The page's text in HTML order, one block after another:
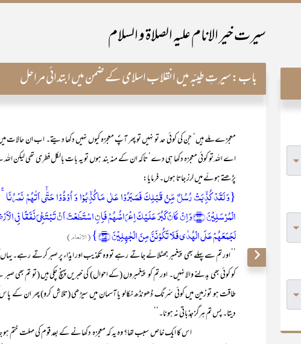
سیرت خیر الانام علیہ الصلاۃ و السلام
باب:سیرتِ طیبّہ میں انقلاب اسلامی کے ضمن میں ابتدائی مراحل
معجزے ملے ہیں‘ جن کی کوئی حد تو نہیں تو پھر آپؐ معجزہ کیوں نہیں دکھا دیتے۔ اب ان حالات
اے اللہ تو کوئی معجزہ دکھا ہی دے‘ تاکہ ان کے منہ بند ہوں تو یہ بات بالکل فطری تھی لیکن
پڑھتے ہوئے میں لرز جاتا ہوں۔ فرمایا:
{وَ لَقَدۡ کُذِّبَتۡ رُسُلٌ مِّنۡ قَبۡلِکَ فَصَبَرُوۡا عَلٰی مَا کُذِّبُوۡا وَ اُوۡذُوۡا حَتّٰۤی اَتٰہُمۡ
الۡمُرۡسَلِیۡنَ ﴿۳۴﴾وَ اِنۡ کَانَ کَبُرَ عَلَیۡکَ اِعۡرَاضُہُمۡ فَاِنِ اسۡتَطَعۡتَ اَنۡ تَبۡتَغِیَ نَفَقًا
لَجَمَعَہُمۡ عَلَی الۡہُدٰی فَلَا تَکُوۡنَنَّ مِنَ الۡجٰہِلِیۡنَ ﴿۳۵﴾}
(الانعام)
’’ اور تم سے پہلے بھی پیغمبر جھٹلائے جاتے رہے تو وہ تکذیب اور ایذاء پر صبر کرتے رہے۔
کو کوئی بھی بدلنے والا نہیں۔ اور تم کو پیغمبروں (کے احوال) کی خبریں پہنچ چکی ہیں (تو تم بھی
طاقت ہو تو زمین میں کوئی سْرنگ ڈھونڈھ نکالو یا آسمان میں سیڑھی (تلاش کرو) پھر ان کے پاس
دیتا۔ پس تم ہرگز جذباتی نہ ہونا۔‘‘
اس کا ایک خاص سبب تھا؟ وہ یہ کہ معجزہ دکھانے کے بعد قوم کی مہلت ختم ہو جاتی